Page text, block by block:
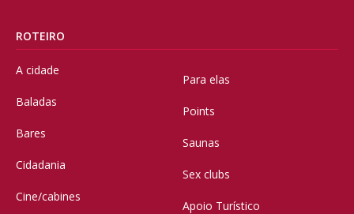
ROTEIRO
A cidade
Baladas
Bares
Cidadania
Cine/cabines
Para elas
Points
Saunas
Sex clubs
Apoio Turístico